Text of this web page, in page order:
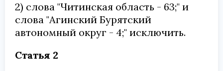
2) слова "Читинская область - 63;" и
слова "Агинский Бурятский
автономный округ - 4;" исключить.
Статья 2